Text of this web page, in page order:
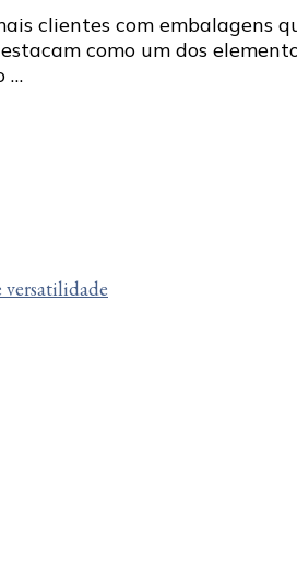
clientes com embalagens
como um dos
…
versatilidade